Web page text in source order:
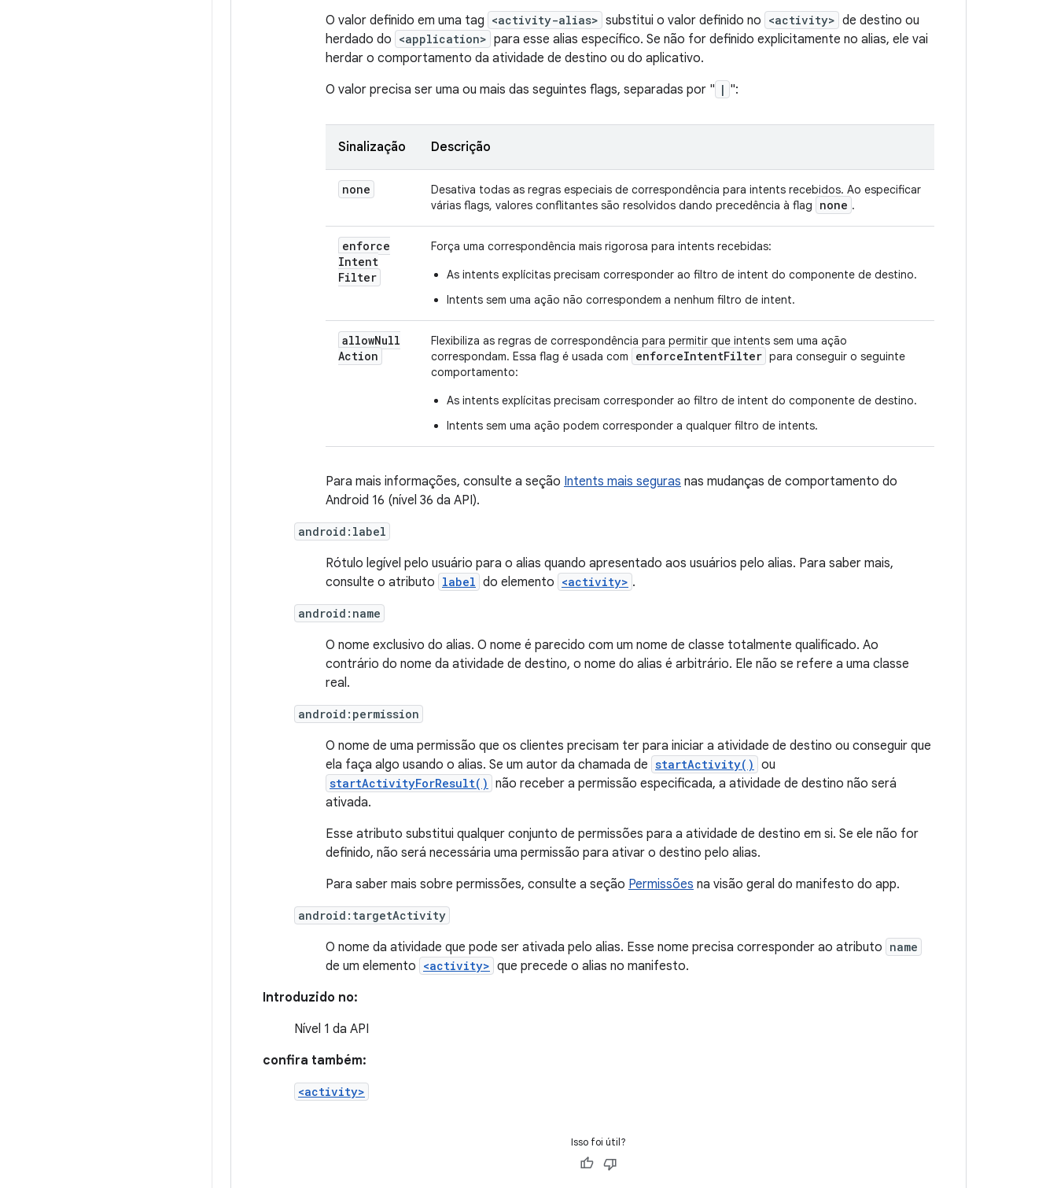
O valor definido em uma tag <activity-alias> substitui o valor definido no <activity> de destino ou
herdado do <application> para esse alias específico. Se não for definido explicitamente no alias, ele vai
herdar o comportamento da atividade de destino ou do aplicativo.
O valor precisa ser uma ou mais das seguintes flags, separadas por " | ":
Sinalização Descrição
none
Desativa todas as regras especiais de correspondência para intents recebidos. Ao especificar
várias flags, valores conflitantes são resolvidos dando precedência à flag
none .
enforce
Intent
Filter
Força uma correspondência mais rigorosa para intents recebidas:
As intents explícitas precisam corresponder ao filtro de intent do componente de destino.
Intents sem uma ação não correspondem a nenhum filtro de intent.
allowNull
Action
Flexibiliza as regras de correspondência para permitir que intents sem uma ação
correspondam. Essa flag é usada com
enforceIntentFilter para conseguir o seguinte
comportamento:
As intents explícitas precisam corresponder ao filtro de intent do componente de destino.
Intents sem uma ação podem corresponder a qualquer filtro de intents.
Para mais informações, consulte a seção Intents mais seguras nas mudanças de comportamento do
Android 16 (nível 36 da API).
android:label
Rótulo legível pelo usuário para o alias quando apresentado aos usuários pelo alias. Para saber mais,
consulte o atributo label do elemento <activity> .
android:name
O nome exclusivo do alias. O nome é parecido com um nome de classe totalmente qualificado. Ao
contrário do nome da atividade de destino, o nome do alias é arbitrário. Ele não se refere a uma classe
real.
android:permission
O nome de uma permissão que os clientes precisam ter para iniciar a atividade de destino ou conseguir que
ela faça algo usando o alias. Se um autor da chamada de startActivity() ou
startActivityForResult() não receber a permissão especificada, a atividade de destino não será
ativada.
Esse atributo substitui qualquer conjunto de permissões para a atividade de destino em si. Se ele não for
definido, não será necessária uma permissão para ativar o destino pelo alias.
Para saber mais sobre permissões, consulte a seção Permissões na visão geral do manifesto do app.
android:targetActivity
O nome da atividade que pode ser ativada pelo alias. Esse nome precisa corresponder ao atributo name
de um elemento <activity> que precede o alias no manifesto.
Introduzido no:
Nível 1 da API
confira também:
<activity>
Isso foi útil?